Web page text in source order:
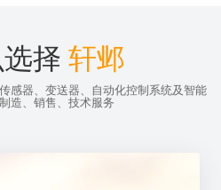
择 轩邺
感器、变送器、自动化控制系统及智能
造、销售、技术服务